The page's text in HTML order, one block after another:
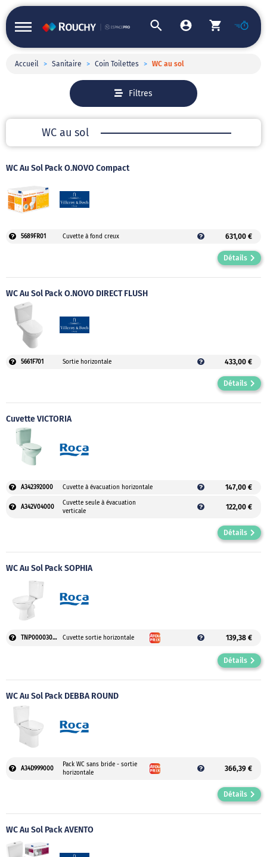
Accueil > Sanitaire > Coin Toilettes > WC au sol
Filtres
WC au sol
WC Au Sol Pack O.NOVO Compact
5689FR01 Cuvette à fond creux 631,00 €
Détails
WC Au Sol Pack O.NOVO DIRECT FLUSH
5661F701 Sortie horizontale 433,00 €
Détails
Cuvette VICTORIA
A342392000 Cuvette à évacuation horizontale 147,00 €
A342V04000
Cuvette seule à évacuation
verticale
122,00 €
Détails
WC Au Sol Pack SOPHIA
TNP0000300000001 Cuvette sortie horizontale 139,38 €
Détails
WC Au Sol Pack DEBBA ROUND
A34D999000
Pack WC sans bride - sortie
horizontale
366,39 €
Détails
WC Au Sol Pack AVENTO